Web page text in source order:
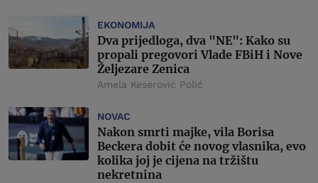
EKONOMIJA
Dva prijedloga, dva "NE": Kako su
propali pregovori Vlade FBiH i Nove
Željezare Zenica
Amela Keserović Polić
NOVAC
Nakon smrti majke, vila Borisa
Beckera dobit će novog vlasnika, evo
kolika joj je cijena na tržištu
nekretnina